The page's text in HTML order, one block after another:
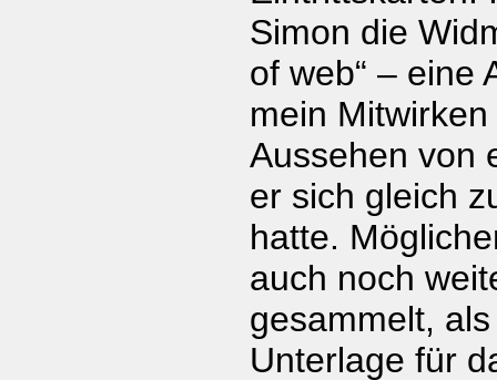
Simon die
of web“ – eine
mein
Aussehen von
er sich gleich
hatte.
auch noch
gesammelt,
Unterlage für